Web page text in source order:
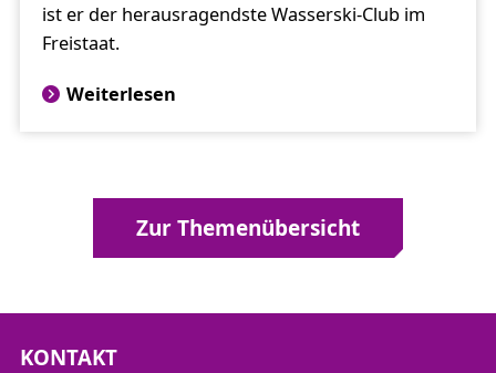
ist er der herausragendste Wasserski-Club im
Freistaat.
Weiterlesen
Zur Themenübersicht
KONTAKT